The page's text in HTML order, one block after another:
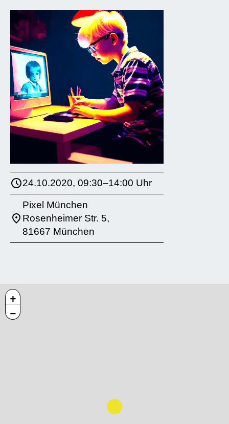
24.10.2020, 09:30–14:00 Uhr
Pixel München
Rosenheimer Str. 5,
81667 München
+
−